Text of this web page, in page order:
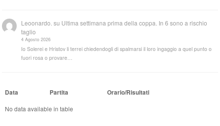
Leoonardo.su Ultima settimana prima della coppa. In 6 sono a rischio
taglio
4 Agosto 2026
Io Solerei e Hristov li terrei chiedendogli di spalmarsi il loro ingaggio a quel punto o
fuori rosa o provare…
Data Partita Orario/Risultati
No data available in table